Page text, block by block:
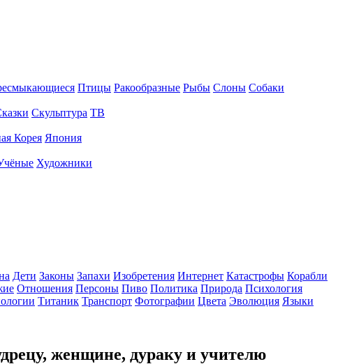
Птицы Ракообразные Рыбы Слоны Собаки
Скульптура ТВ
Корея Япония
Художники
Дети Законы Запахи Изобретения Интернет Катастрофы Корабли
Отношения Персоны Пиво Политика Природа Психология
Титаник Транспорт Фотографии Цвета Эволюция Языки
женщине, дураку и учителю